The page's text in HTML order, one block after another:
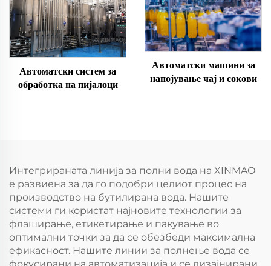
Автоматски систем за
обработка на пијалоци
Автоматски машини за
напојување чaj и сокови
Интегрираната линија за полни вода на XINMAO
е развиена за да го подобри целиот процес на
производство на бутилирана вода. Нашите
системи ги користат најновите технологии за
флаширање, етикетирање и пакување во
оптимални точки за да се обезбеди максимална
ефикасност. Нашите линии за полнење вода се